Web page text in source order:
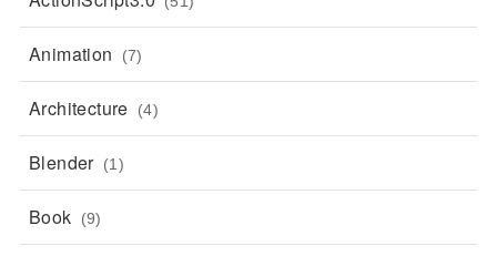
Animation (7)
Architecture (4)
Blender (1)
Book (9)